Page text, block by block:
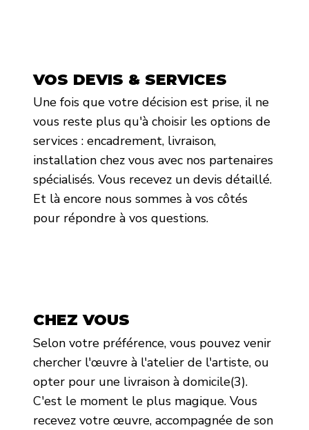
VOS DEVIS & SERVICES
Une fois que votre décision est prise, il ne
vous reste plus qu'à choisir les options de
services : encadrement, livraison,
installation chez vous avec nos partenaires
spécialisés. Vous recevez un devis détaillé.
Et là encore nous sommes à vos côtés
pour répondre à vos questions.
CHEZ VOUS
Selon votre préférence, vous pouvez venir
chercher l'œuvre à l'atelier de l'artiste, ou
opter pour une livraison à domicile(3).
C'est le moment le plus magique. Vous
recevez votre œuvre, accompagnée de son